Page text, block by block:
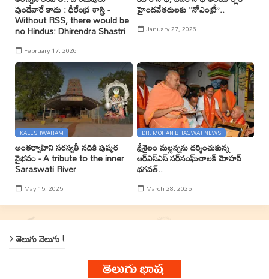
వుండేవారే కాదు : ధీరేంద్ర శాస్త్రి -
Without RSS, there would be
no Hindus: Dhirendra Shastri
February 17, 2026
హైందవేతరులకు ‘‘నోఎంట్రీ’’..
January 27, 2026
KALESHWARAM
అంతర్వాహిని సరస్వతీ నదికి పుష్కర
వైభవం - A tribute to the inner
Saraswati River
May 15, 2025
DR. MOHAN BHAGWAT NEWS
శ్రీశైలం మల్లన్నను దర్శించుకున్న
ఆర్ఎస్ఎస్ సర్‌సంఘ్‌చాలక్ మోహన్
భగవత్..
March 28, 2025
తెలుగు వెలుగు !